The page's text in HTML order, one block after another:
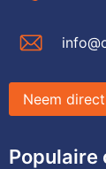
Neem
Populaire